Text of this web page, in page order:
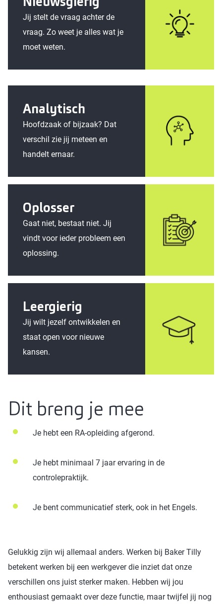
Jij stelt de vraag achter de
vraag. Zo weet je alles wat je
moet weten.
Analytisch
Hoofdzaak of bijzaak? Dat
verschil zie jij meteen en
handelt ernaar.
Oplosser
Gaat niet, bestaat niet. Jij
vindt voor ieder probleem een
oplossing.
Leergierig
Jij wilt jezelf ontwikkelen en
staat open voor nieuwe
kansen.
Dit breng je mee
Je hebt een RA-opleiding afgerond.
Je hebt minimaal 7 jaar ervaring in de
controlepraktijk.
Je bent communicatief sterk, ook in het Engels.
Gelukkig zijn wij allemaal anders. Werken bij Baker Tilly
betekent werken bij een werkgever die inziet dat onze
verschillen ons juist sterker maken. Hebben wij jou
enthousiast gemaakt over deze functie, maar twijfel jij nog